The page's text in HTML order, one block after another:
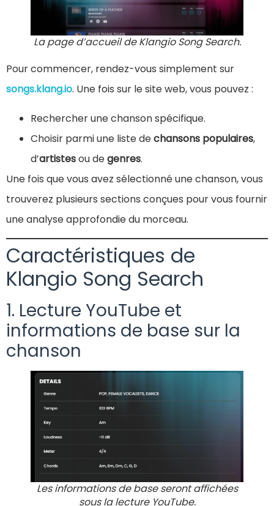
La page d’accueil de Klangio Song Search.
Pour commencer, rendez-vous simplement sur
songs.klang.io. Une fois sur le site web, vous pouvez :
Rechercher une chanson spécifique.
Choisir parmi une liste dechansons populaires,
d’artistesou degenres.
Une fois que vous avez sélectionné une chanson, vous
trouverez plusieurs sections conçues pour vous fournir
une analyse approfondie du morceau.
Caractéristiques de
Klangio Song Search
1. Lecture YouTube et
informations de base sur la
chanson
Les informations de base seront affichées
sous la lecture YouTube.